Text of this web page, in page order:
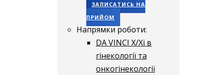
ЗАПИСАТИСЬ НА
ПРИЙОМ
Напрямки роботи:
DA VINCI X/Xі в
гінекології та
онкогінекології